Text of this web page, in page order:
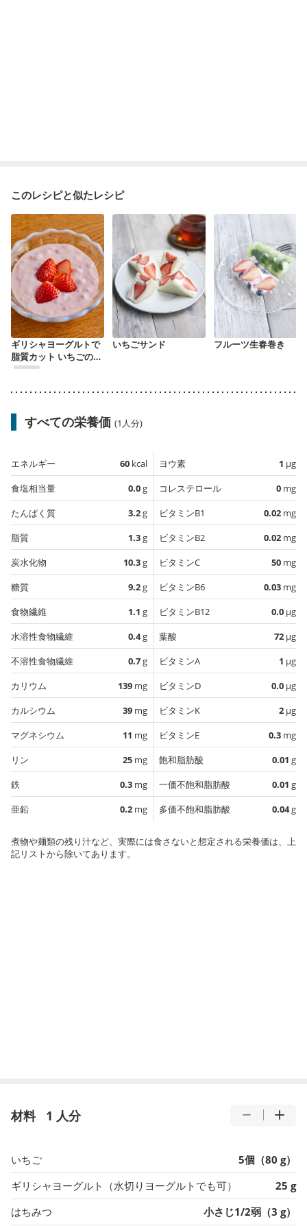
このレシピと似たレシピ
ギリシャヨーグルトで
脂質カット いちごのフ
ール
いちごサンド フルーツ生春巻き
すべての栄養価 (1人分)
エネルギー 60 kcal
食塩相当量
0.0g
たんぱく質
3.2g
脂質
1.3g
炭水化物
10.3g
糖質
9.2g
食物繊維
1.1 g
水溶性食物繊維
0.4g
不溶性食物繊維
0.7g
カリウム
139 mg
カルシウム
39 mg
マグネシウム
11 mg
リン
25 mg
鉄
0.3 mg
亜鉛
0.2 mg
ヨウ素 1 µg
コレステロール
0 mg
ビタミンB1
0.02 mg
ビタミンB2
0.02 mg
ビタミンC
50 mg
ビタミンB6
0.03 mg
ビタミンB12
0.0 µg
葉酸
72 µg
ビタミンA
1 µg
ビタミンD
0.0 µg
ビタミンK
2 µg
ビタミンE
0.3 mg
飽和脂肪酸
0.01 g
一価不飽和脂肪酸
0.01 g
多価不飽和脂肪酸
0.04g
煮物や麺類の残り汁など、実際には食さないと想定される栄養価は、上
記リストから除いてあります。
材料 1 人分
いちご
5個（80 g）
ギリシャヨーグルト（水切りヨーグルトでも可）
25 g
はちみつ
小さじ1/2弱（3 g）